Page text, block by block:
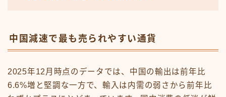
中国減速で最も売られやすい通貨
2025年12月時点のデータでは、中国の輸出は前年比
6.6%増と堅調な一方で、輸入は内需の弱さから前年比